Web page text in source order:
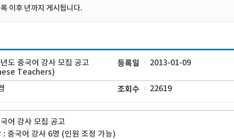
이후 년까지 게시됩니다.
도 중국어 강사 모집 공고
Teachers)
등록일 2013-01-09
조회수 22619
어 강사 모집 공고
: 중국어 강사 6명 (인원 조정 가능)